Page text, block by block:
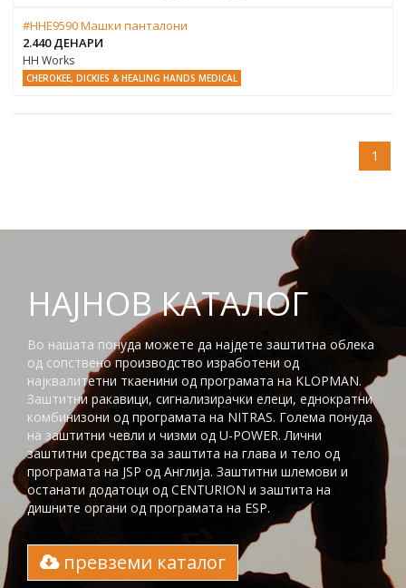
#HHE9590 Машки панталони
2.440 ДЕНАРИ
HH Works
CHEROKEE, DICKIES & HEALING HANDS MEDICAL
1
НАЈНОВ КАТАЛОГ
Во нашата понуда можете да најдете заштитна облека
од сопствено производство изработени од
најквалитетни ткаенини од програмата на KLOPMAN.
Заштитни ракавици, сигнализирачки елеци, еднократни
комбинизони од програмата на NITRAS. Голема понуда
на заштитни чевли и чизми од U-POWER. Лични
заштитни средства за заштита на глaва и тело од
програмата на JSP од Англија. Заштитни шлемови и
останати додатоци од CENTURION и заштита на
дишните органи од програмата на ESP.
превземи каталог